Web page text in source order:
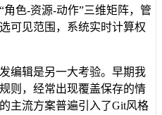
色-资源-动作”三维矩阵，管
可见范围，系统实时计算权
编辑是另一大考验。早期我
则，经常出现覆盖保存的情
主流方案普遍引入了Git风格